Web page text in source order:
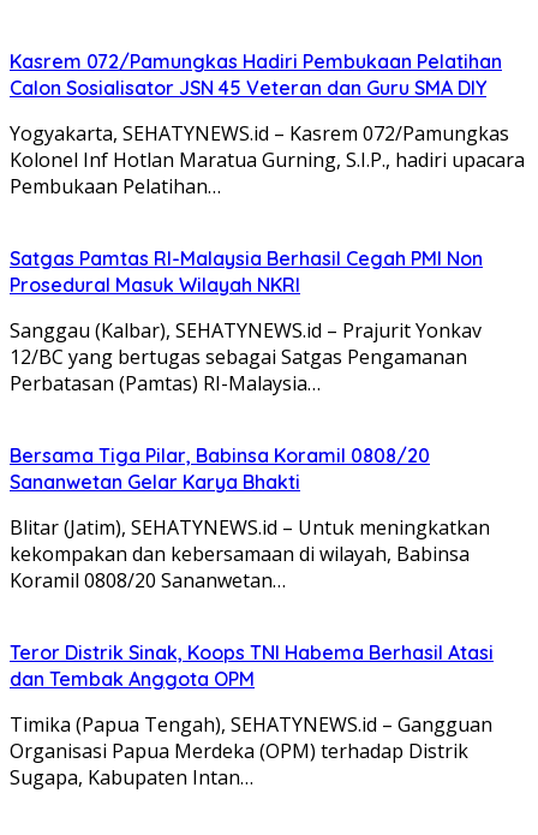
Kasrem 072/Pamungkas Hadiri Pembukaan Pelatihan
Calon Sosialisator JSN 45 Veteran dan Guru SMA DIY
Yogyakarta, SEHATYNEWS.id – Kasrem 072/Pamungkas
Kolonel Inf Hotlan Maratua Gurning, S.I.P., hadiri upacara
Pembukaan Pelatihan…
Satgas Pamtas RI-Malaysia Berhasil Cegah PMI Non
Prosedural Masuk Wilayah NKRI
Sanggau (Kalbar), SEHATYNEWS.id – Prajurit Yonkav
12/BC yang bertugas sebagai Satgas Pengamanan
Perbatasan (Pamtas) RI-Malaysia…
Bersama Tiga Pilar, Babinsa Koramil 0808/20
Sananwetan Gelar Karya Bhakti
Blitar (Jatim), SEHATYNEWS.id – Untuk meningkatkan
kekompakan dan kebersamaan di wilayah, Babinsa
Koramil 0808/20 Sananwetan…
Teror Distrik Sinak, Koops TNI Habema Berhasil Atasi
dan Tembak Anggota OPM
Timika (Papua Tengah), SEHATYNEWS.id – Gangguan
Organisasi Papua Merdeka (OPM) terhadap Distrik
Sugapa, Kabupaten Intan…